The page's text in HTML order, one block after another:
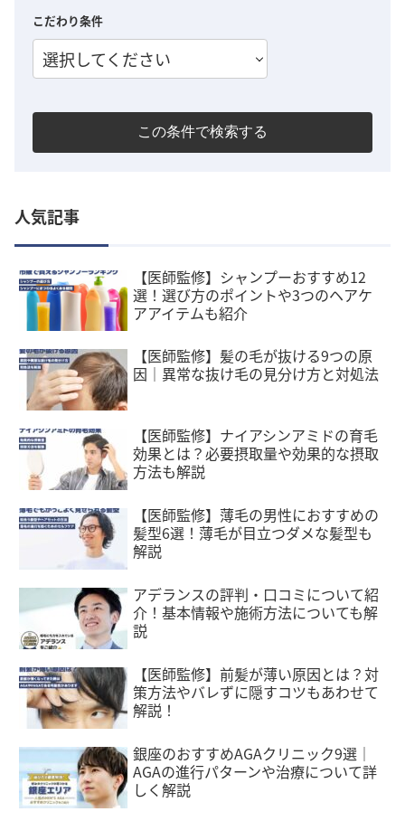
こだわり条件
選択してください
この条件で検索する
人気記事
【医師監修】シャンプーおすすめ12
選！選び方のポイントや3つのヘアケ
アアイテムも紹介
【医師監修】髪の毛が抜ける9つの原
因｜異常な抜け毛の見分け方と対処法
【医師監修】ナイアシンアミドの育毛
効果とは？必要摂取量や効果的な摂取
方法も解説
【医師監修】薄毛の男性におすすめの
髪型6選！薄毛が目立つダメな髪型も
解説
アデランスの評判・口コミについて紹
介！基本情報や施術方法についても解
説
【医師監修】前髪が薄い原因とは？対
策方法やバレずに隠すコツもあわせて
解説！
銀座のおすすめAGAクリニック9選｜
AGAの進行パターンや治療について詳
しく解説